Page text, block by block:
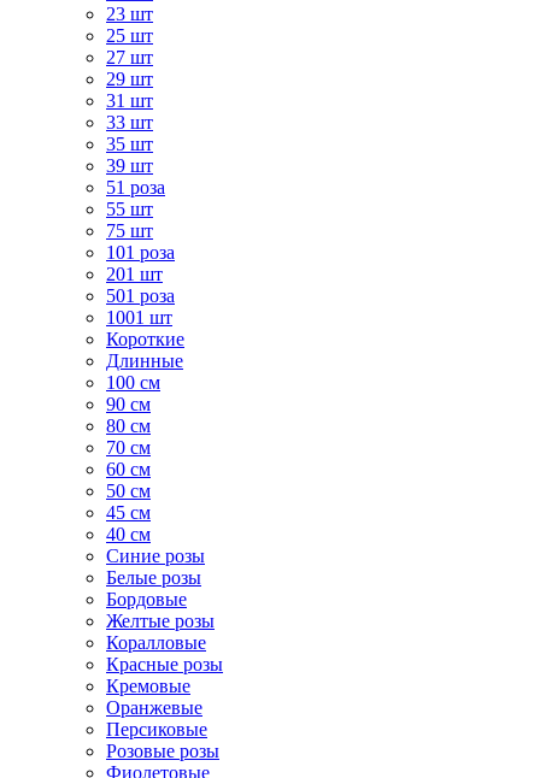
23 шт
25 шт
27 шт
29 шт
31 шт
33 шт
35 шт
39 шт
51 роза
55 шт
75 шт
101 роза
201 шт
501 роза
1001 шт
Короткие
Длинные
100 см
90 см
80 см
70 см
60 см
50 см
45 см
40 см
Cиние розы
Белые розы
Бордовые
Желтые розы
Коралловые
Красные розы
Кремовые
Оранжевые
Персиковые
Розовые розы
Фиолетовые